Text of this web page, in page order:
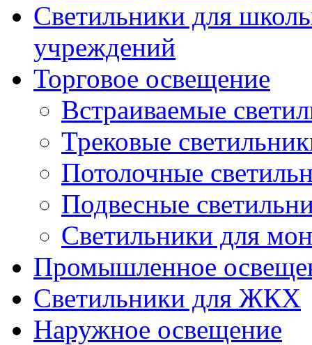
Светильники для
учреждений
Торговое освещение
Встраиваемые
Трековые
Потолочные
Подвесные
Светильники для
Промышленное
Светильники для ЖКХ
Наружное освещение